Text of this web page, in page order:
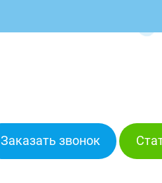
Заказать звонок